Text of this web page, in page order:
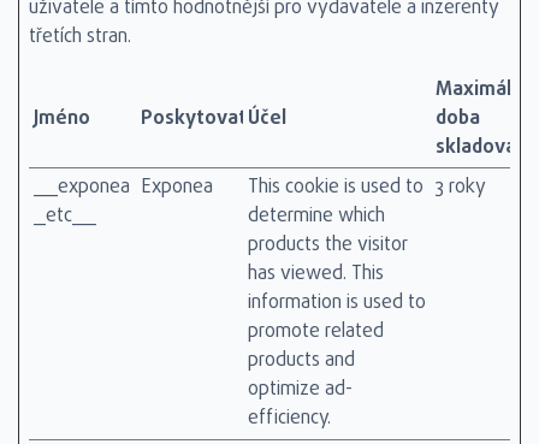
uživatele a tímto hodnotnější pro vydavatele a inzerenty
třetích stran.
Jméno PoskytovatelÚčel
Maximální
doba
skladování
__exponea
_etc__
Exponea
This cookie is used to
determine which
products the visitor
has viewed. This
information is used to
promote related
products and
optimize ad-
efficiency.
3 roky